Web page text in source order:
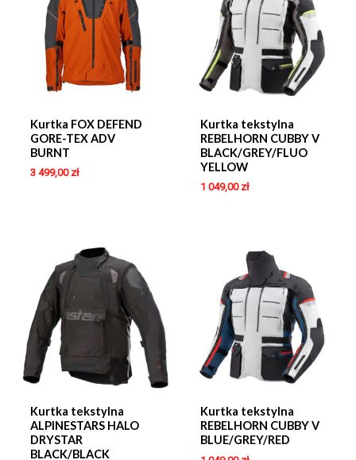
Kurtka FOX DEFEND
GORE-TEX ADV
BURNT
3 499,00 zł
Kurtka tekstylna
REBELHORN CUBBY V
BLACK/GREY/FLUO
YELLOW
1 049,00 zł
Kurtka tekstylna
ALPINESTARS HALO
DRYSTAR
BLACK/BLACK
Kurtka tekstylna
REBELHORN CUBBY V
BLUE/GREY/RED